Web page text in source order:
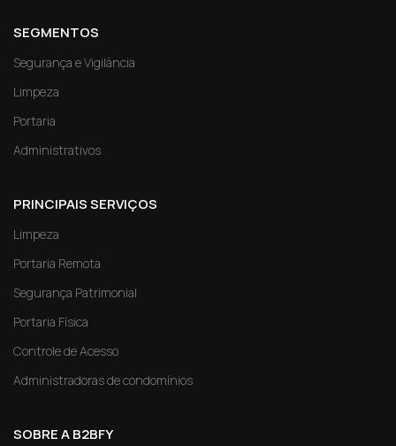
SEGMENTOS
Segurança e Vigilância
Limpeza
Portaria
Administrativos
PRINCIPAIS SERVIÇOS
Limpeza
Portaria Remota
Segurança Patrimonial
Portaria Física
Controle de Acesso
Administradoras de condomínios
SOBRE A B2BFY